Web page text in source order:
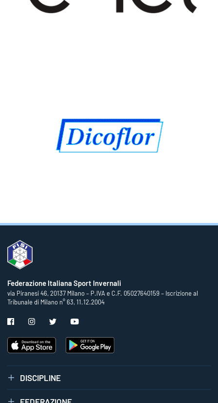
Federazione Italiana Sport Invernali
via Piranesi 46, 20137 Milano – P.IVA e C.F. 05027640159 – Iscrizione al
Tribunale di Milano n° 63, 11.12.2004
DISCIPLINE